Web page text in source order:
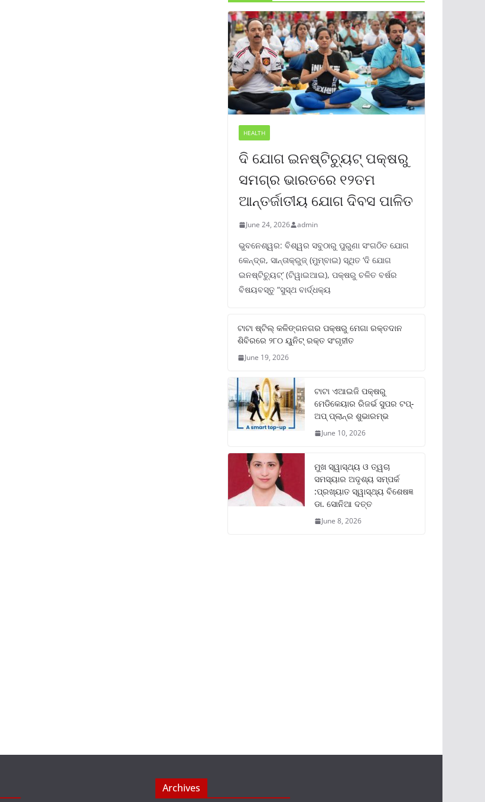
HEALTH
ଦି ଯୋଗ ଇନଷ୍ଟିଚ୍ୟୁଟ୍ ପକ୍ଷରୁ
ସମଗ୍ର ଭାରତରେ ୧୨ତମ
ଆନ୍ତର୍ଜାତୀୟ ଯୋଗ ଦିବସ ପାଳିତ
June 24, 2026 admin
ଭୁବନେଶ୍ୱର: ବିଶ୍ୱର ସବୁଠାରୁ ପୁରୁଣା ସଂଗଠିତ ଯୋଗ
କେନ୍ଦ୍ର, ସାନ୍ତାକ୍ରୁଜ୍ (ମୁମ୍ବାଇ) ସ୍ଥିତ ‘ଦି ଯୋଗ
ଇନଷ୍ଟିଚ୍ୟୁଟ୍‌’ (ଟିୱାଇଆଇ), ପକ୍ଷରୁ ଚଳିତ ବର୍ଷର
ବିଷୟବସ୍ତୁ “ସୁସ୍ଥ ବାର୍ଦ୍ଧକ୍ୟ
ଟାଟା ଷ୍ଟିଲ୍‌ କଳିଙ୍ଗନଗର ପକ୍ଷରୁ ମେଗା ରକ୍ତଦାନ
ଶିବିରରେ ୨୮୦ ୟୁନିଟ୍‌ ରକ୍ତ ସଂଗୃହୀତ
June 19, 2026
ଟାଟା ଏଆଇଜି ପକ୍ଷରୁ
ମେଡିକେୟାର ରିଜର୍ଭ ସୁପର ଟପ୍‌-
ଅପ୍ ପ୍ଲାନ୍‌ର ଶୁଭାରମ୍ଭ
June 10, 2026
ମୁଖ ସ୍ୱାସ୍ଥ୍ୟ ଓ ତ୍ୱଚା
ସମସ୍ୟାର ଅଦୃଶ୍ୟ ସମ୍ପର୍କ
:ପ୍ରଖ୍ୟାତ ସ୍ୱାସ୍ଥ୍ୟ ବିଶେଷଜ୍ଞ
ଡା. ସୋନିଆ ଦତ୍ତ
June 8, 2026
Archives